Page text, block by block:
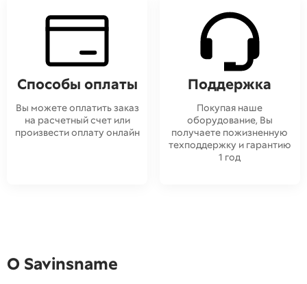
Способы оплаты
Вы можете оплатить заказ
на расчетный счет или
произвести оплату онлайн
Поддержка
Покупая наше
оборудование, Вы
получаете пожизненную
техподдержку и гарантию
1 год
О Savinsname